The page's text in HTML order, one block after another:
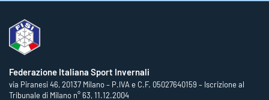
Federazione Italiana Sport Invernali
via Piranesi 46, 20137 Milano – P.IVA e C.F. 05027640159 – Iscrizione al
Tribunale di Milano n° 63, 11.12.2004